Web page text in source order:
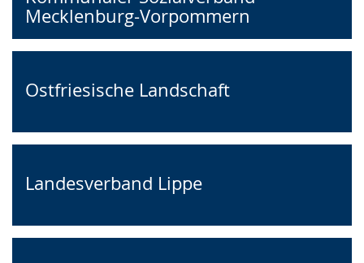
Mecklenburg-Vorpommern
Ostfriesische Landschaft
Landesverband Lippe